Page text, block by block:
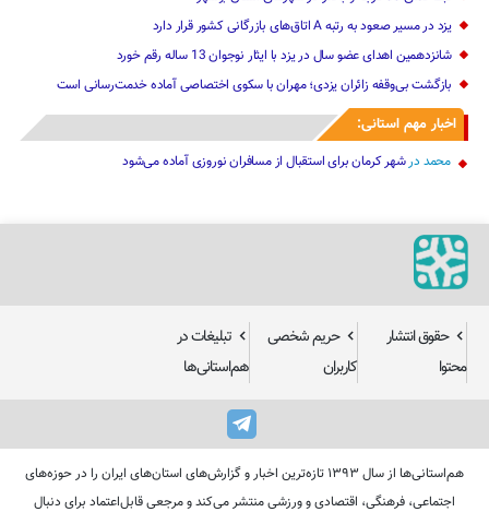
یزد در مسیر صعود به رتبه A اتاق‌های بازرگانی کشور قرار دارد
شانزدهمین اهدای عضو سال در یزد با ایثار نوجوان 13 ساله رقم خورد
بازگشت بی‌وقفه زائران یزدی؛ مهران با سکوی اختصاصی آماده خدمت‌رسانی است
اخبار مهم استانی:
محمد درشهر کرمان برای استقبال از مسافران نوروزی آماده می‌شود
حقوق انتشار
محتوا
حریم شخصی
کاربران
تبلیغات در
هم‌استانی‌ها
هم‌استانی‌ها از سال ۱۳۹۳ تازه‌ترین اخبار و گزارش‌های استان‌های ایران را در حوزه‌های
اجتماعی، فرهنگی، اقتصادی و ورزشی منتشر می‌کند و مرجعی قابل‌اعتماد برای دنبال